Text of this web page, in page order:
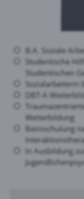
B.A. Soziale
Studentische
Studentischen
Sozialarbeiterin
DBT-A
Weiterbildung
Basisschulung
In Ausbildung